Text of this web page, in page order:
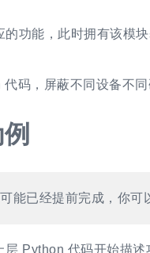
功能，此时拥有该模
码，屏蔽不同设备不同
能已经提前完成，你可
Python 代码开始描述